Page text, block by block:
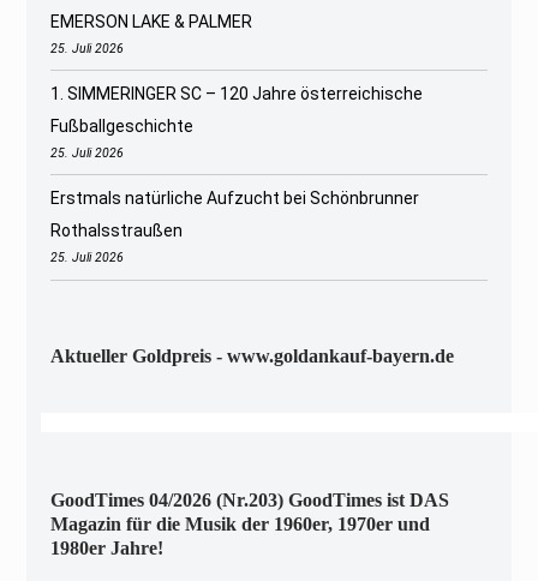
EMERSON LAKE & PALMER
25. Juli 2026
1. SIMMERINGER SC – 120 Jahre österreichische
Fußballgeschichte
25. Juli 2026
Erstmals natürliche Aufzucht bei Schönbrunner
Rothalsstraußen
25. Juli 2026
Aktueller Goldpreis - www.goldankauf-bayern.de
GoodTimes 04/2026 (Nr.203) GoodTimes ist DAS
Magazin für die Musik der 1960er, 1970er und
1980er Jahre!